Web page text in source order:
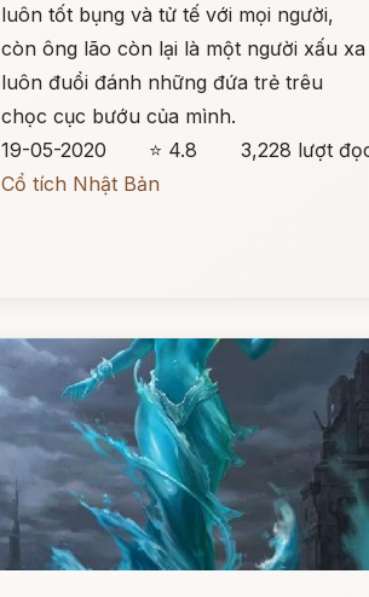
luôn tốt bụng và tử tế với mọi người,
còn ông lão còn lại là một người xấu xa
luôn đuổi đánh những đứa trẻ trêu
chọc cục bướu của mình.
19-05-2020
⭐ 4.8
3,228 lượt
Cổ tích Nhật Bản